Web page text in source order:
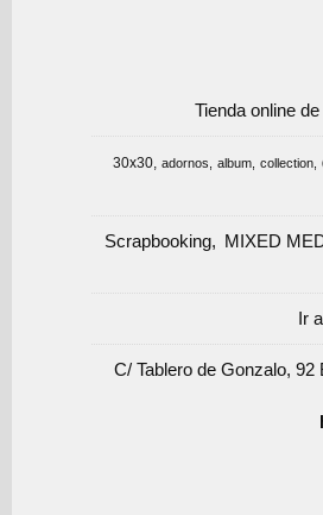
Tienda online
30x30 adornos album collection
Scrapbooking MIXED
Ir
C/ Tablero de Gonzalo,